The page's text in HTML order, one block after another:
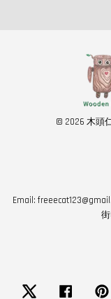
© 2026 木頭
Email:
Twitter Facebook